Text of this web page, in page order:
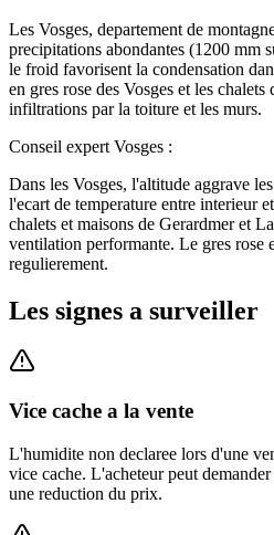
Les Vosges, departement de
precipitations abondantes (1200 mm
le froid favorisent la condensation
en gres rose des Vosges et les
infiltrations par la toiture et les murs.
Conseil expert Vosges :
Dans les Vosges, l'altitude aggrave
l'ecart de temperature entre interieur
chalets et maisons de Gerardmer et
ventilation performante. Le gres rose
regulierement.
Les signes a surveiller
Vice cache a la vente
L'humidite non declaree lors d'une
vice cache. L'acheteur peut
une reduction du prix.